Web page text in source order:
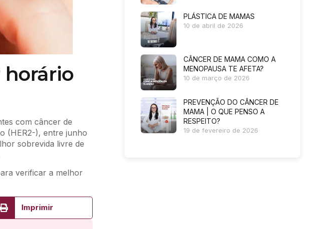
com câncer de
(HER2-), entre junho
sobrevida livre de
verificar a melhor
Imprimir
PLÁSTICA DE MAMAS
10 de abril de 2026
CÂNCER DE MAMA COMO A
MENOPAUSA TE AFETA?
10 de março de 2026
PREVENÇÃO DO CÂNCER DE
MAMA | O QUE PENSO A
RESPEITO?
19 de fevereiro de 2026